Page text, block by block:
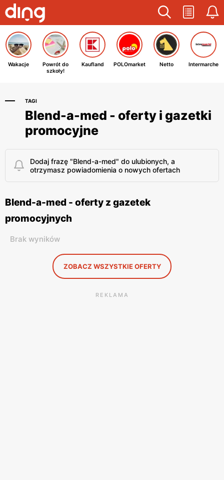
Wakacje
Powrót do
szkoły!
Kaufland POLOmarket Netto Intermarche
TAGI
Blend-a-med - oferty i gazetki
promocyjne
Dodaj frazę "Blend-a-med" do ulubionych, a
otrzymasz powiadomienia o nowych ofertach
Blend-a-med - oferty z gazetek
promocyjnych
Brak wyników
ZOBACZ WSZYSTKIE OFERTY
REKLAMA